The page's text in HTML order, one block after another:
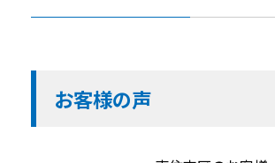
お客様の声